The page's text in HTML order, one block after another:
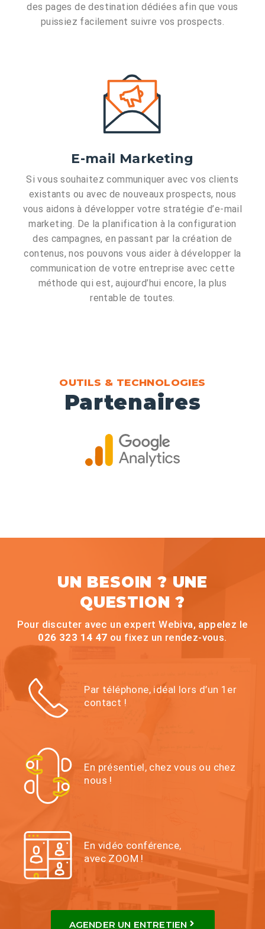
des pages de destination dédiées afin que vous
puissiez facilement suivre vos prospects.
E-mail Marketing
Si vous souhaitez communiquer avec vos clients
existants ou avec de nouveaux prospects, nous
vous aidons à développer votre stratégie d’e-mail
marketing. De la planification à la configuration
des campagnes, en passant par la création de
contenus, nos pouvons vous aider à développer la
communication de votre entreprise avec cette
méthode qui est, aujourd’hui encore, la plus
rentable de toutes.
OUTILS & TECHNOLOGIES
Partenaires
UN BESOIN ? UNE
QUESTION ?
Pour discuter avec un expert Webiva, appelez le
026 323 14 47 ou fixez un rendez-vous.
Par téléphone, idéal lors d’un 1er
contact !
En présentiel, chez vous ou chez
nous !
En vidéo conférence,
avec ZOOM !
AGENDER UN ENTRETIEN